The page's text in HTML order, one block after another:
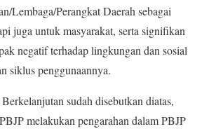
Lembaga/Perangkat Daerah sebagai
juga untuk masyarakat, serta signifikan
negatif terhadap lingkungan dan sosial
siklus penggunaannya.
sudah disebutkan diatas,
melakukan pengarahan dalam PBJP